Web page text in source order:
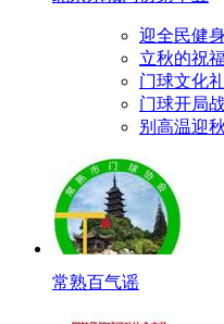
迎全民健
立秋的祝
门球文化
门球开局
别高温迎
常熟百气谣